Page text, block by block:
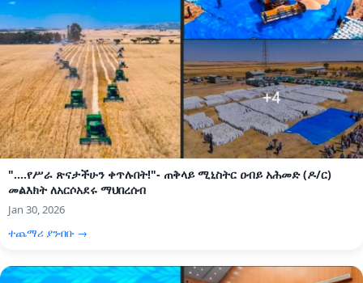
"....የሥራ ጽናታችሁን ቀጥሉበት!"- ጠቅላይ ሚኒስትር ዐብይ አሕመድ (ዶ/ር)
መልእክት ለአርሶአደሩ ማህበረሰብ
Jan 30, 2026
ተጨማሪ ያንብቡ →